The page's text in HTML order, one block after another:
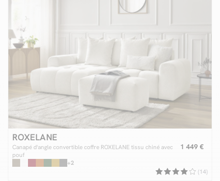
ROXELANE
Canapé d'angle convertible coffre ROXELANE tissu chiné avec
pouf
1 449 €
+2
(14)